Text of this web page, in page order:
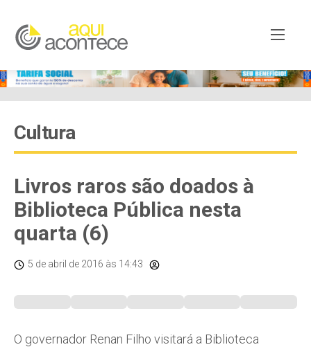
Cultura
Livros raros são doados à
Biblioteca Pública nesta
quarta (6)
5 de abril de 2016 às 14:43
O governador Renan Filho visitará a Biblioteca